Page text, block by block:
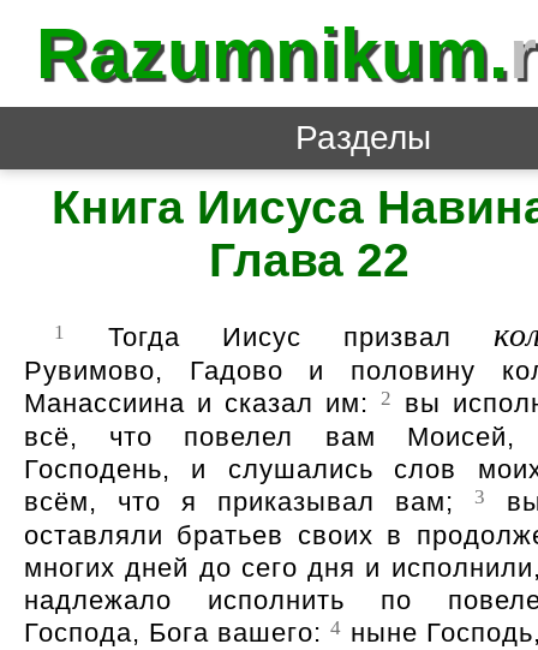
Razumnikum.
Разделы
Книга Иисуса
Глава 22
1 Тогда Иисус призвал
Рувимово, Гадово и половину
Манассиина и сказал им:
2
вы
всё, что повелел вам Моисей,
Господень, и слушались слов
всём, что я приказывал вам;
3
оставляли братьев своих в
многих дней до сего дня и
надлежало исполнить по
Господа, Бога вашего: 4 ныне